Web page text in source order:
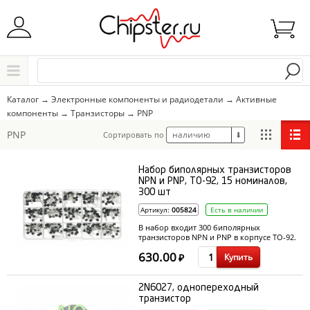
Начните водить название города..
Выбрать
Каталог → Электронные компоненты и радиодетали → Активные
компоненты → Транзисторы → PNP
PNP Сортировать по наличию ⬇
Набор биполярных транзисторов
NPN и PNP, ТО-92, 15 номиналов,
300 шт
Артикул: 005824 Есть в наличии
В набор входит 300 биполярных
транзисторов NPN и PNP в корпусе TO-92.
15 различных номиналов по 20 шт в
каждом. Все транзисторы разложены в
удобный органайзер.
630.00₽ Купить
2N6027, однопереходный
транзистор